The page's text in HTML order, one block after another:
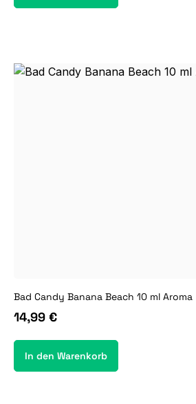
Bad Candy Banana Beach 10 ml Aroma
14,99 €
In den Warenkorb